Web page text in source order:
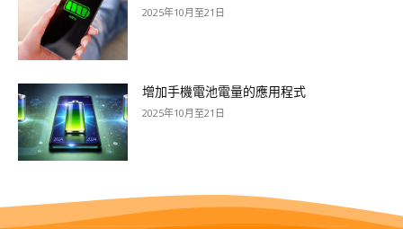
2025年10月至21日
增加手機電池電量的應用程式
2025年10月至21日